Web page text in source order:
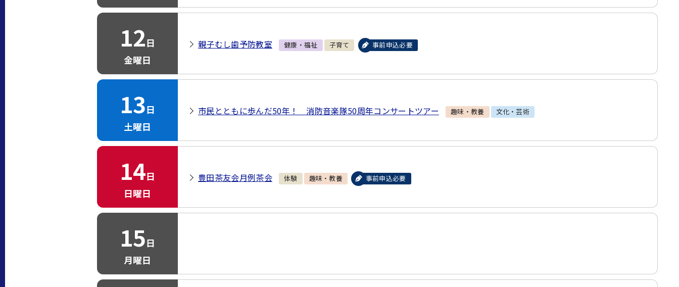
12日
金曜日
親子むし歯予防教室 健康・福祉 子育て 事前申込必要
13日
土曜日
市民とともに歩んだ50年！ 消防音楽隊50周年コンサートツアー 趣味・教養 文化・芸術
14日
日曜日
豊田茶友会月例茶会 体験 趣味・教養 事前申込必要
15日
月曜日